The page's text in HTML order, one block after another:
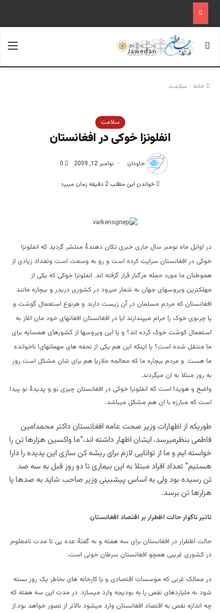
جستجو برای
خانه / سلامت
سلامت
انفلونزا خوکی در افغانستان
جاودان نوامبر 12, 2009 0
خواندن این مطلب 2 دقیقه زمان میبرد
در اوایل ماه نومبر سال جاری خبری تکان دهندۀ منتشر گردید که انفلونزا
خوکی در افغانستان سرایت کرده است و رو به وسعت است وتعداد زیادی از
هموطنان ما مورد حمله مرگبار قرار گرفته اند. انفلونزا خوکی که یکی از
مهلکترین ویروسهای جهان به شمار میرود در کشوری دریدر و بیچاره مانند
افغانستان که مردم مسلمان در آن زیست دارند و هرنوع استعمال گوشت و
یا چربوی خوک را حرام میپندارند ایا در افغانستان افغانهای خود مان اغاز به
استعمال کوشت خوک کرده اند؟ و یا این ویروسها از کشورهای همسایه برای
ما منتقل شده است؟ یا اینکه این هم یکی از تحفه های مهمانهای! ناخوانده
ما هست. و مردم بیچاره ما که معالجه ملاریا هم برای شان مشکل است روز
به روز مبتلا به ان میگردند.
واضح و هویدا است که انفلونزا خوکی در افغانستان چیزی نو و پدیدۀ نو پیدا
است که مبارزه با ان هم مشکل میباشد.
طوریکه از اظهارات وزیر صحت عامه افغانستان داکتر محمدامین
فاطمی بنظرمیرسد، ایشان اظهار داشته اند،”ما واکسین هزارها تن را
خواسته ایم و ما از توانایی لازم برای ریشه کن سازی این پدیده را دارا
هستیم” تعداد افراد مبتلا به این بیماری تا دو روز قبل به سه صد
تن رسیده بود ولی به اساس پیشبینی وزیر صاحب شاید به صدها یا
هزارها تن برسد.
تاثیر ناگوار حالت اظطرار بر اقتصاد افغانستان
حالت اظطرار در افغانستان برای سه هفته و به گفتۀ عده یی تا مدت نامعلوم
در کشوری غریبی همچو افغانستان سرطان خونی است.
در ممالک غربی که موسسات اقتصادی و یا کارخانه های بخاطر یک روز بسته
شود به ملیاردهای نقص را به بودیجه وارد میسازد. در مدت این سه هفته که
چه اندازه نقص به اقتصاد افغانستان وارد میشود بالاتر از تصور خواهد بود.از